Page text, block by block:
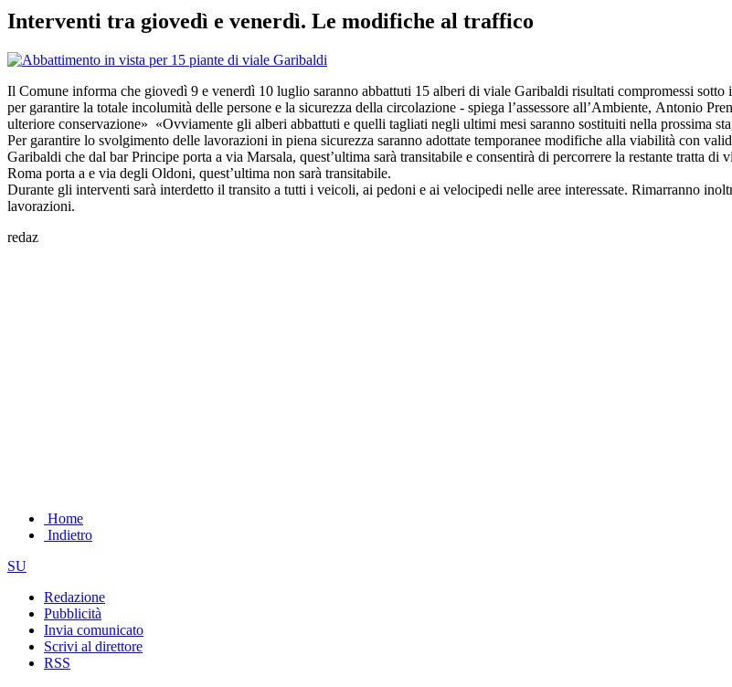
Interventi tra giovedì e venerdì. Le modifiche al traffico
Il Comune informa che giovedì 9 e venerdì 10 luglio saranno abbattuti 15 alberi di viale Garibaldi risultati compromessi
per garantire la totale incolumità delle persone e la sicurezza della circolazione - spiega l’assessore all’Ambiente, Antonio
ulteriore conservazione» «Ovviamente gli alberi abbattuti e quelli tagliati negli ultimi mesi saranno sostituiti nella prossima
Per garantire lo svolgimento delle lavorazioni in piena sicurezza saranno adottate temporanee modifiche alla viabilità con
Garibaldi che dal bar Principe porta a via Marsala, quest’ultima sarà transitabile e consentirà di percorrere la restante tratta
Roma porta a e via degli Oldoni, quest’ultima non sarà transitabile.
Durante gli interventi sarà interdetto il transito a tutti i veicoli, ai pedoni e ai velocipedi nelle aree interessate. Rimarranno
lavorazioni.
redaz
Home
Indietro
SU
Redazione
Pubblicità
Invia comunicato
Scrivi al direttore
RSS